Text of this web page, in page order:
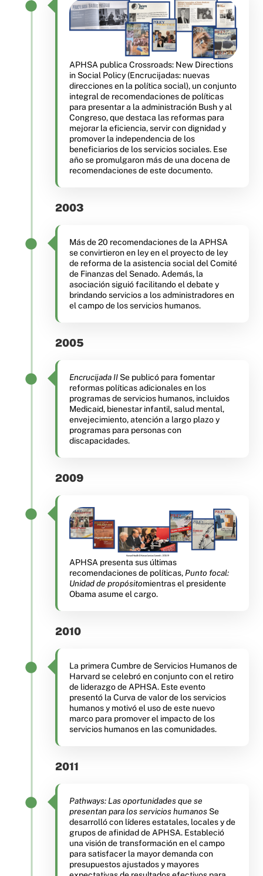
APHSA publica Crossroads: New Directions
in Social Policy (Encrucijadas: nuevas
direcciones en la política social), un conjunto
integral de recomendaciones de políticas
para presentar a la administración Bush y al
Congreso, que destaca las reformas para
mejorar la eficiencia, servir con dignidad y
promover la independencia de los
beneficiarios de los servicios sociales. Ese
año se promulgaron más de una docena de
recomendaciones de este documento.
2003
Más de 20 recomendaciones de la APHSA
se convirtieron en ley en el proyecto de ley
de reforma de la asistencia social del Comité
de Finanzas del Senado. Además, la
asociación siguió facilitando el debate y
brindando servicios a los administradores en
el campo de los servicios humanos.
2005
Encrucijada II Se publicó para fomentar
reformas políticas adicionales en los
programas de servicios humanos, incluidos
Medicaid, bienestar infantil, salud mental,
envejecimiento, atención a largo plazo y
programas para personas con
discapacidades.
2009
APHSA presenta sus últimas
recomendaciones de políticas, Punto focal:
Unidad de propósitomientras el presidente
Obama asume el cargo.
2010
La primera Cumbre de Servicios Humanos de
Harvard se celebró en conjunto con el retiro
de liderazgo de APHSA. Este evento
presentó la Curva de valor de los servicios
humanos y motivó el uso de este nuevo
marco para promover el impacto de los
servicios humanos en las comunidades.
2011
Pathways: Las oportunidades que se
presentan para los servicios humanos Se
desarrolló con líderes estatales, locales y de
grupos de afinidad de APHSA. Estableció
una visión de transformación en el campo
para satisfacer la mayor demanda con
presupuestos ajustados y mayores